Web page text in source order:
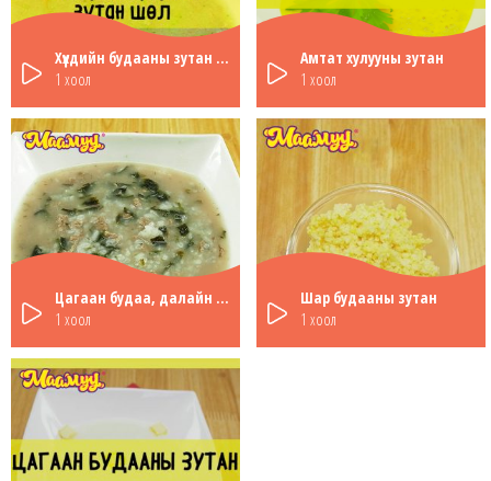
Хүүхдийн будааны зутан шөл
1 хоол
Амтат хулууны зутан
1 хоол
Цагаан будаа, далайн байцаатай шөл
1 хоол
Шар будааны зутан
1 хоол